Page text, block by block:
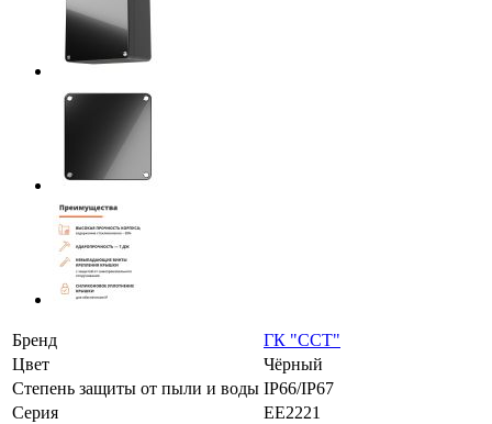
Бренд
ГК "ССТ"
Цвет
Чёрный
Степень защиты от пыли и воды IP66/IP67
Серия
ЕЕ2221